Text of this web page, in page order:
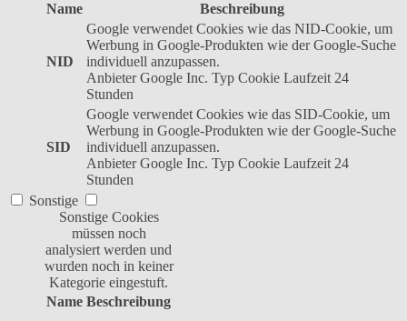
Name
Beschreibung
NID
Google verwendet Cookies wie das NID-Cookie, um
Werbung in Google-Produkten wie der Google-Suche
individuell anzupassen.
Anbieter Google Inc. Typ Cookie Laufzeit 24
Stunden
SID
Google verwendet Cookies wie das SID-Cookie, um
Werbung in Google-Produkten wie der Google-Suche
individuell anzupassen.
Anbieter Google Inc. Typ Cookie Laufzeit 24
Stunden
Sonstige
Sonstige Cookies
müssen noch
analysiert werden und
wurden noch in keiner
Kategorie eingestuft.
Name Beschreibung